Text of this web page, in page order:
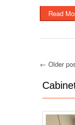
Read
← Older